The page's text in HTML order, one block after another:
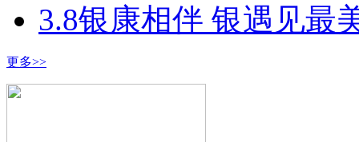
3.8银康相伴 银遇见最
更多>>